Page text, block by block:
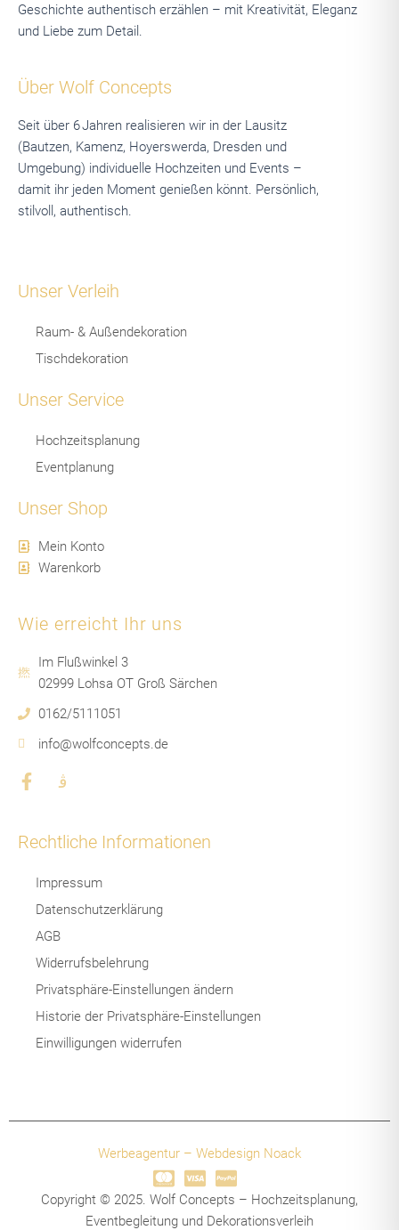
Geschichte authentisch erzählen – mit Kreativität, Eleganz
und Liebe zum Detail.
Über Wolf Concepts
Seit über 6 Jahren realisieren wir in der Lausitz
(Bautzen, Kamenz, Hoyerswerda, Dresden und
Umgebung) individuelle Hochzeiten und Events –
damit ihr jeden Moment genießen könnt. Persönlich,
stilvoll, authentisch.
Unser Verleih
Raum- & Außendekoration
Tischdekoration
Unser Service
Hochzeitsplanung
Eventplanung
Unser Shop
Mein Konto
Warenkorb
Wie erreicht Ihr uns
Im Flußwinkel 3
02999 Lohsa OT Groß Särchen
0162/5111051
info@wolfconcepts.de
F
e
b
J
-
i
s
t
r
m
-
-
h
Rechtliche Informationen
Impressum
Datenschutzerklärung
AGB
Widerrufsbelehrung
Privatsphäre-Einstellungen ändern
Historie der Privatsphäre-Einstellungen
Einwilligungen widerrufen
Copyright © 2025. Wolf Concepts – Hochzeitsplanung,
Eventbegleitung und Dekorationsverleih
Werbeagentur – Webdesign Noack